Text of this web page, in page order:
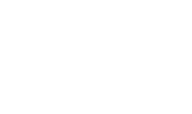
けた社内
うのか